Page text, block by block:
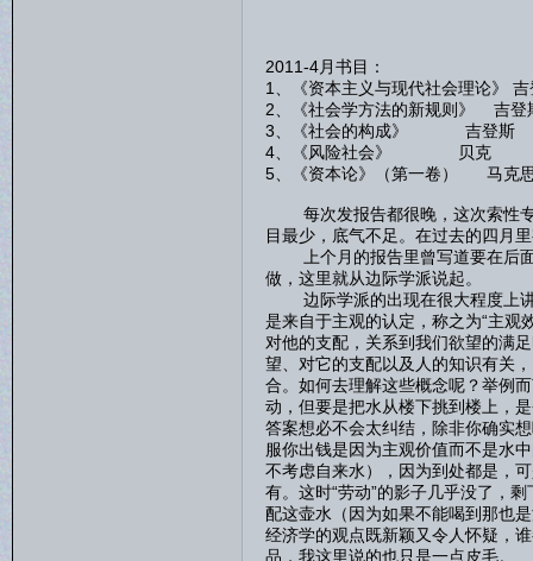
2011-4月书目：
1、《资本主义与现代社会理论》 吉
2、《社会学方法的新规则》 吉登
3、《社会的构成》 吉登斯
4、《风险社会》 贝克
5、《资本论》（第一卷） 马克
每次发报告都很晚，这次索性专
目最少，底气不足。在过去的四月
上个月的报告里曾写道要在后面
做，这里就从边际学派说起。
边际学派的出现在很大程度上讲
是来自于主观的认定，称之为“主观
对他的支配，关系到我们欲望的满
望、对它的支配以及人的知识有关
合。如何去理解这些概念呢？举例
动，但要是把水从楼下挑到楼上，
答案想必不会太纠结，除非你确实
服你出钱是因为主观价值而不是水
不考虑自来水），因为到处都是，
有。这时“劳动”的影子几乎没了，
配这壶水（因为如果不能喝到那也
经济学的观点既新颖又令人怀疑，
品，我这里说的也只是一点皮毛。